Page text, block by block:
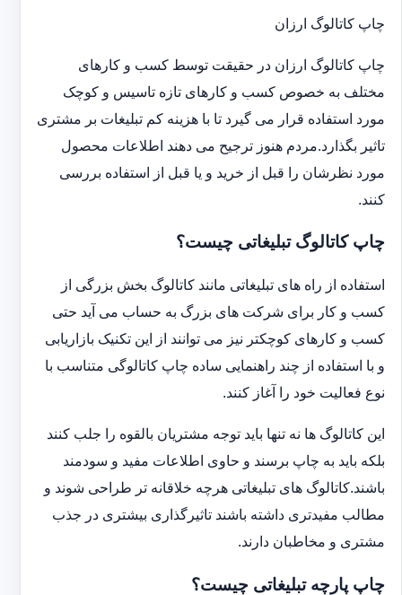
چاپ کاتالوگ ارزان
چاپ کاتالوگ ارزان در حقیقت توسط کسب و کارهای
مختلف به خصوص کسب و کارهای تازه تاسیس و کوچک
مورد استفاده قرار می گیرد تا با هزینه کم تبلیغات بر مشتری
تاثیر بگذارد.مردم هنوز ترجیح می دهند اطلاعات محصول
مورد نظرشان را قبل از خرید و یا قبل از استفاده بررسی
کنند.
چاپ کاتالوگ تبلیغاتی چیست؟
استفاده از راه های تبلیغاتی مانند کاتالوگ بخش بزرگی از
کسب و کار برای شرکت های بزرگ به حساب می آید حتی
کسب و کارهای کوچکتر نیز می توانند از این تکنیک بازاریابی
و با استفاده از چند راهنمایی ساده چاپ کاتالوگی متناسب با
نوع فعالیت خود را آغاز کنند.
این کاتالوگ ها نه تنها باید توجه مشتریان بالقوه را جلب کنند
بلکه باید به چاپ برسند و حاوی اطلاعات مفید و سودمند
باشند.کاتالوگ های تبلیغاتی هرچه خلاقانه تر طراحی شوند و
مطالب مفیدتری داشته باشند تاثیرگذاری بیشتری در جذب
مشتری و مخاطبان دارند.
چاپ پارچه تبلیغاتی چیست؟